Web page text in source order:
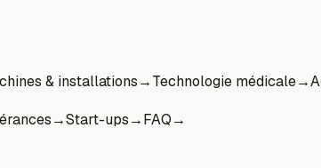
& installations→Technologie médicale→
→Start-ups→FAQ→